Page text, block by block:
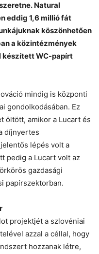
Natural
eddig 1,6 millió fát
köszönhetően
a közintézmények
készített WC-papírt
mindig is központi
gondolkodásában. Ez
öltött, amikor a Lucart és
díjnyertes
lépés volt a
pedig a Lucart volt az
gazdasági
papírszektorban.
projektjét a szlovéniai
azzal a céllal, hogy
hozzanak létre,
Mr wAIste